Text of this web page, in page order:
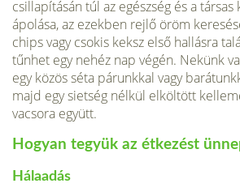
csillapításán túl az egészség és a
ápolása, az ezekben rejlő öröm
chips vagy csokis keksz első hallásra
tűnhet egy nehéz nap végén. Nekünk
egy közös séta párunkkal vagy
majd egy sietség nélkül elköltött
vacsora együtt.
Hogyan tegyük az étkezést
Hálaadás